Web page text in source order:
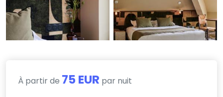
À partir de 75 EUR par nuit